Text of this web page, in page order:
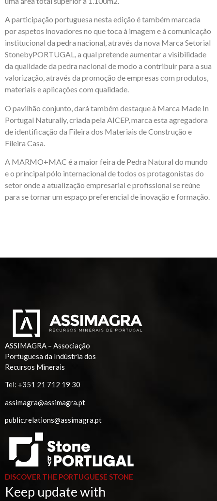
A participação portuguesa nesta edição é também marcada
por aspetos inovadores no que toca à imagem e à comunicação
institucional da pedra nacional, através da nova Marca Setorial
StonebyPORTUGAL, a qual pretende aumentar a visibilidade
da qualidade da pedra nacional de modo a contribuir para a sua
valorização, através da promoção de empresas com produtos,
materiais e aplicações com qualidade.
O pavilhão conjunto, dará também destaque à Marca Made In
Portugal Naturally, criada pela AICEP, marca esta agregadora
de identificação da Fileira dos Materiais de Construção e
Fileira Casa.
A MARMO+MAC é a maior feira de Pedra Natural do mundo
e o principal pólo internacional de todos os protagonistas do
setor onde a atualização empresarial e profissional se reúne
para se tornar um espaço preferencial de inovação e formação.
ASSIMAGRA – Associação
Portuguesa da Indústria dos
Recursos Minerais
Tel: +351 21 712 19 30
assimagra@assimagra.pt
public.relations@assimagra.pt
DISCOVER THE PORTUGUESE STONE
Keep update with